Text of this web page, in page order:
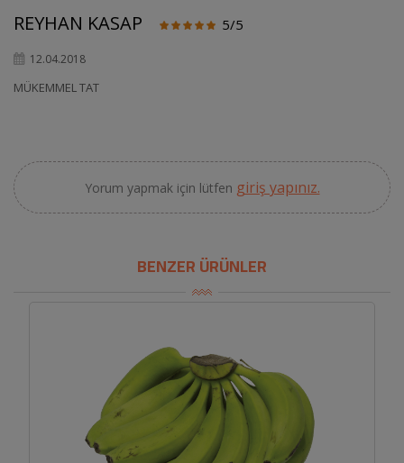
REYHAN KASAP 5/5
12.04.2018
MÜKEMMEL TAT
Yorum yapmak için lütfen giriş yapınız.
BENZER ÜRÜNLER